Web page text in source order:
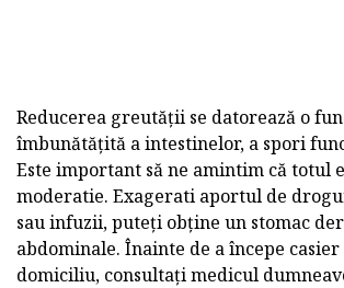
Reducerea greutății se datorează o
îmbunătățită a intestinelor, a spori
Este important să ne amintim că totul
moderatie. Exagerati aportul de
sau infuzii, puteți obține un stomac
abdominale. Înainte de a începe
domiciliu, consultați medicul